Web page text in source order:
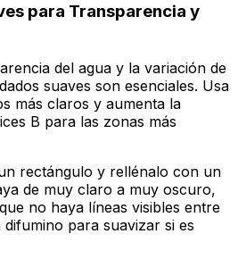
para Transparencia y
del agua y la variación de
suaves son esenciales. Usa
más claros y aumenta la
B para las zonas más
rectángulo y rellénalo con un
de muy claro a muy oscuro,
no haya líneas visibles entre
para suavizar si es